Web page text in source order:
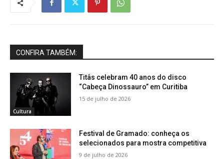
CONFIRA TAMBÉM:
Cultura
Titâs celebram 40 anos do disco
“Cabeça Dinossauro” em Curitiba
15 de julho de 2026
Festival de Gramado: conheça os
selecionados para mostra competitiva
9 de julho de 2026